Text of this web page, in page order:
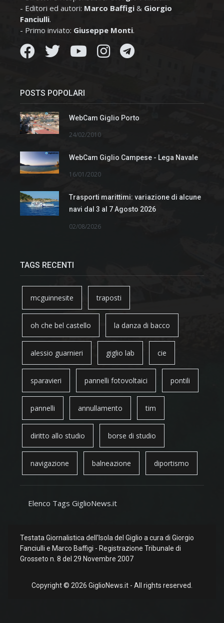
- Editori ed autori: Marco Baffigi & Giorgio
Fanciulli.
- Primo inviato: Giuseppe Monti.
POSTS POPOLARI
WebCam Giglio Porto
24/02/2010
WebCam Giglio Campese - Lega Navale
16/01/2020
Trasporti marittimi: variazione di alcune
navi dal 3 al 7 Agosto 2026
02/08/2026
TAGS RECENTI
mcguinnesite traposti
oh che bel castello la danza di bacco
alessio guarnieri giglio lab cie
sparavieri pannelli fotovoltaici pontili
pannelli annullamento tim
diritto allo studio borse di studio
navigazione balneazione diportismo
Elenco Tags GiglioNews.it
Testata Giornalistica dell'Isola del Giglio a cura di Giorgio
Fanciulli e Marco Baffigi - Registrazione Tribunale di
Grosseto n. 8 del 29 Novembre 2007
Copyright © 2026 GiglioNews.it - All rights reserved.